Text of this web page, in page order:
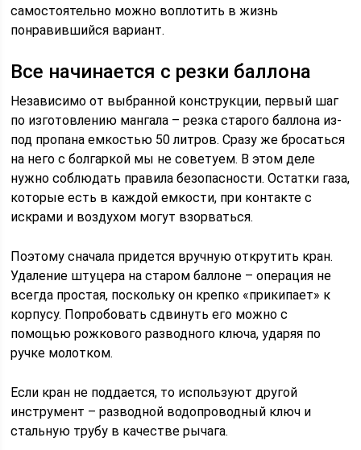
самостоятельно можно воплотить в жизнь
понравившийся вариант.
Все начинается с резки баллона
Независимо от выбранной конструкции, первый шаг
по изготовлению мангала – резка старого баллона из-
под пропана емкостью 50 литров. Сразу же бросаться
на него с болгаркой мы не советуем. В этом деле
нужно соблюдать правила безопасности. Остатки газа,
которые есть в каждой емкости, при контакте с
искрами и воздухом могут взорваться.
Поэтому сначала придется вручную открутить кран.
Удаление штуцера на старом баллоне – операция не
всегда простая, поскольку он крепко «прикипает» к
корпусу. Попробовать сдвинуть его можно с
помощью рожкового разводного ключа, ударяя по
ручке молотком.
Если кран не поддается, то используют другой
инструмент – разводной водопроводный ключ и
стальную трубу в качестве рычага.